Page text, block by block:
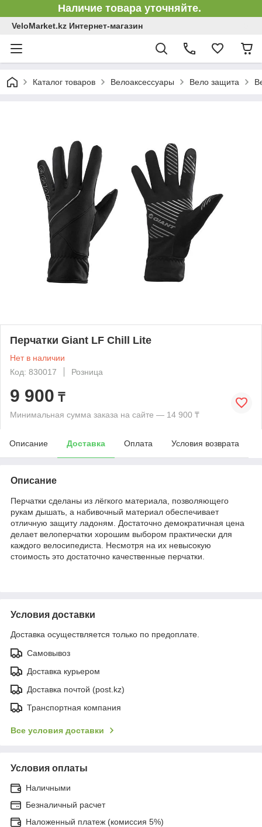
Наличие товара уточняйте.
VeloMarket.kz Интернет-магазин
Каталог товаров Велоаксессуары Вело защита
Перчатки Giant LF Chill Lite
Нет в наличии
Код: 830017
Розница
9 900 ₸
Минимальная сумма заказа на сайте — 14 900 ₸
Описание Доставка Оплата Условия возврата
Описание
Перчатки сделаны из лёгкого материала, позволяющего
рукам дышать, а набивочный материал обеспечивает
отличную защиту ладоням. Достаточно демократичная цена
делает велоперчатки хорошим выбором практически для
каждого велосипедиста. Несмотря на их невысокую
стоимость это достаточно качественные перчатки.
Условия доставки
Доставка осуществляется только по предоплате.
Самовывоз
Доставка курьером
Доставка почтой (post.kz)
Транспортная компания
Все условия доставки
Условия оплаты
Наличными
Безналичный расчет
Наложенный платеж (комиссия 5%)